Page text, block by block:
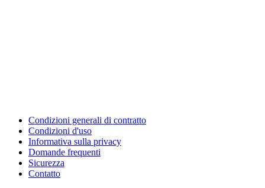
Condizioni generali di contratto
Condizioni d'uso
Informativa sulla privacy
Domande frequenti
Sicurezza
Contatto